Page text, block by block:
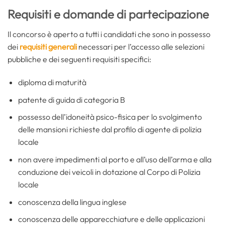
Requisiti e domande di partecipazione
Il concorso è aperto a tutti i candidati che sono in possesso
dei requisiti generali necessari per l’accesso alle selezioni
pubbliche e dei seguenti requisiti specifici:
diploma di maturità
patente di guida di categoria B
possesso dell’idoneità psico-fisica per lo svolgimento
delle mansioni richieste dal profilo di agente di polizia
locale
non avere impedimenti al porto e all’uso dell’arma e alla
conduzione dei veicoli in dotazione al Corpo di Polizia
locale
conoscenza della lingua inglese
conoscenza delle apparecchiature e delle applicazioni